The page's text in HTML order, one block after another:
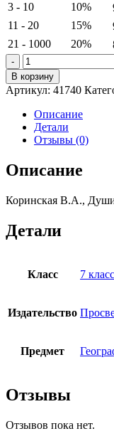
3 - 10
10%
11 - 20
15%
21 - 1000
20%
Количество
товара
Коринская
В.А.,
Душина
И.В.,
Щенев
7
Учебник
В корзину
Артикул: 41740
Описание
Детали
Отзывы (0)
Описание
Коринская В.А.,
Детали
Класс 7 класс
Издательство
Предмет
Отзывы
Отзывов пока нет.